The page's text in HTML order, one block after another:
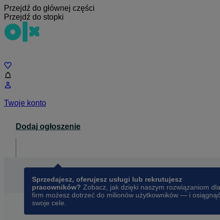
Przejdź do głównej części
Przejdź do stopki
Twoje konto
Dodaj ogłoszenie
Sprzedajesz, oferujesz usługi lub rekrutujesz
pracowników? Zobacz, jak dzięki naszym rozwiązaniom dla
firm możesz dotrzeć do milionów użytkowników — i osiągnąć
swoje cele.